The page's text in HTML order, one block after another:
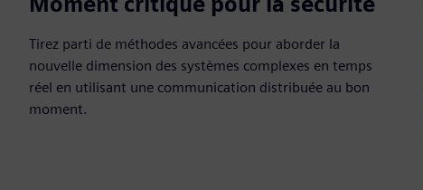
Tirez parti de méthodes avancées pour aborder la
nouvelle dimension des systèmes complexes en temps
réel en utilisant une communication distribuée au bon
moment.